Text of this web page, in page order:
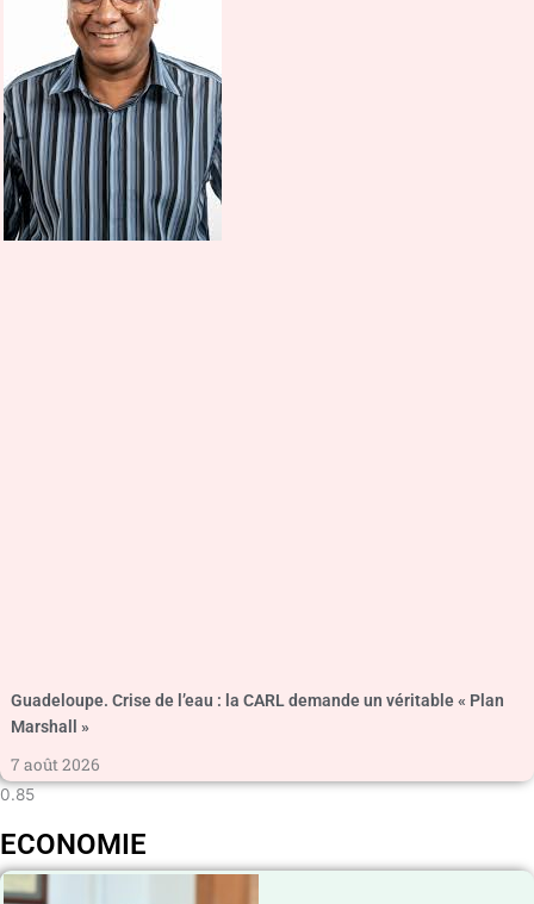
Guadeloupe. Crise de l’eau : la CARL demande un véritable « Plan
Marshall »
7 août 2026
ECONOMIE